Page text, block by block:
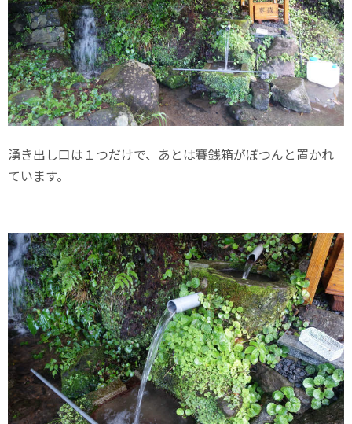
湧き出し口は１つだけで、あとは賽銭箱がぽつんと置かれ
ています。